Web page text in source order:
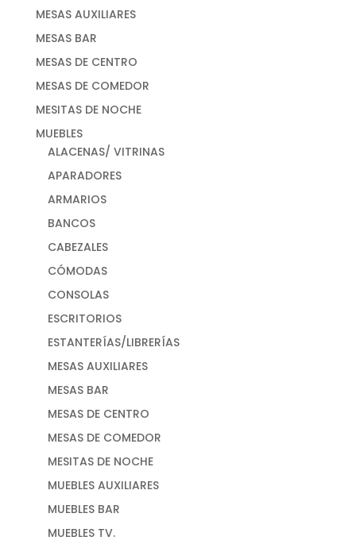
MESAS AUXILIARES
MESAS BAR
MESAS DE CENTRO
MESAS DE COMEDOR
MESITAS DE NOCHE
MUEBLES
ALACENAS/ VITRINAS
APARADORES
ARMARIOS
BANCOS
CABEZALES
CÓMODAS
CONSOLAS
ESCRITORIOS
ESTANTERÍAS/LIBRERÍAS
MESAS AUXILIARES
MESAS BAR
MESAS DE CENTRO
MESAS DE COMEDOR
MESITAS DE NOCHE
MUEBLES AUXILIARES
MUEBLES BAR
MUEBLES TV.